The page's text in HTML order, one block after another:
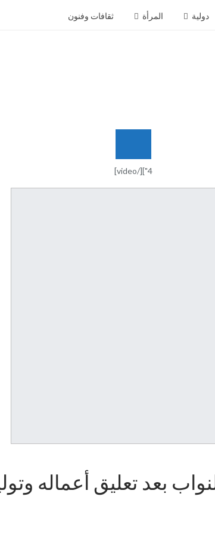
دولية المرأة ثقافات وفنون
الأخبار
4"][/video]
بعد تعليق أعماله